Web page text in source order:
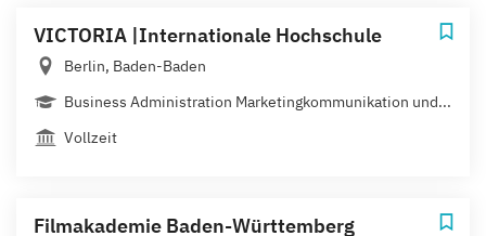
VICTORIA |Internationale Hochschule
Berlin, Baden-Baden
Business Administration Marketingkommunikation und...
Vollzeit
Filmakademie Baden-Württemberg